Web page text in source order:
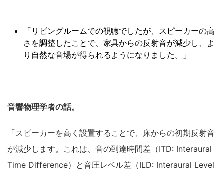
「リビングルームでの視聴でしたが、スピーカーの高
さを調整したことで、家具からの反射音が減少し、よ
り自然な音場が得られるようになりました。」
音響物理学者の話。
「スピーカーを高く設置することで、床からの初期反射音
が減少します。これは、音の到達時間差（ITD: Interaural
Time Difference）と音圧レベル差（ILD: Interaural Level